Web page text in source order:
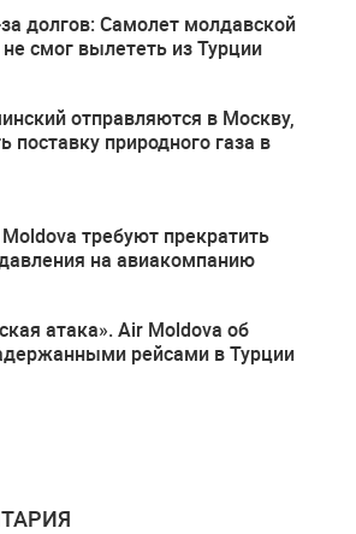
долгов: Самолет молдавской
смог вылететь из Турции
отправляются в Москву,
поставку природного газа в
требуют прекратить
на авиакомпанию
атака». Air Moldova об
рейсами в Турции